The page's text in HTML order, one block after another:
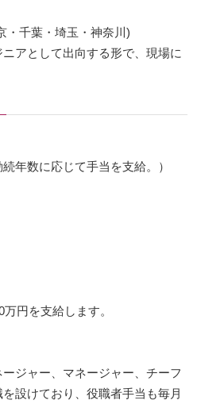
・千葉・埼玉・神奈川)
アとして出向する形で、現場に
年数に応じて手当を支給。）
円を支給します。
ジャー、マネージャー、チーフ
設けており、役職者手当も毎月